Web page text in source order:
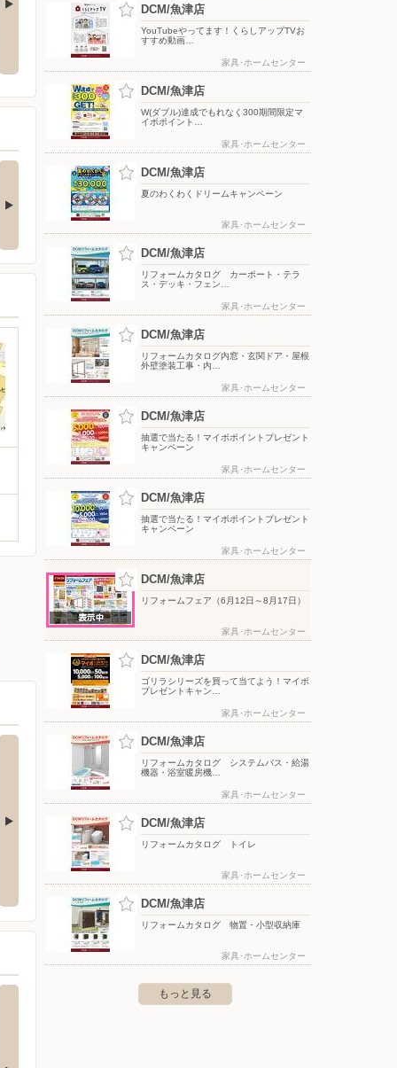
定】特別
ン
8月のDCMブランド イチオシ商品
今月のお買い得品（WEBチラ
買い物がビックチャ
スに！夏のわく…
アプリ応募限定】 キャン
ーン期間中の合計…
イボポイントプレ…
剤、住居洗剤、台所洗剤…
口236 〒936-0852 富山県滑川市上島４６０－１
DCM/魚津店
YouTubeやってます！くらしアップTVお
すすめ動画…
家具･ホームセンター
DCM/魚津店
W(ダブル)達成でもれなく300期間限定マ
イボポイント…
家具･ホームセンター
DCM/魚津店
夏のわくわくドリームキャンペーン
家具･ホームセンター
DCM/魚津店
リフォームカタログ カーポート・テラ
ス・デッキ・フェン…
家具･ホームセンター
DCM/魚津店
リフォームカタログ内窓・玄関ドア・屋根
外壁塗装工事・内…
家具･ホームセンター
DCM/魚津店
抽選で当たる！マイボポイントプレゼント
キャンペーン
家具･ホームセンター
DCM/魚津店
抽選で当たる！マイボポイントプレゼント
キャンペーン
家具･ホームセンター
DCM/魚津店
リフォームフェア（6月12日～8月17日）
家具･ホームセンター
DCM/魚津店
ゴリラシリーズを買って当てよう！マイボ
プレゼントキャン…
家具･ホームセンター
DCM/魚津店
リフォームカタログ システムバス・給湯
機器・浴室暖房機…
家具･ホームセンター
DCM/魚津店
リフォームカタログ トイレ
家具･ホームセンター
DCM/魚津店
リフォームカタログ 物置・小型収納庫
家具･ホームセンター
もっと見る